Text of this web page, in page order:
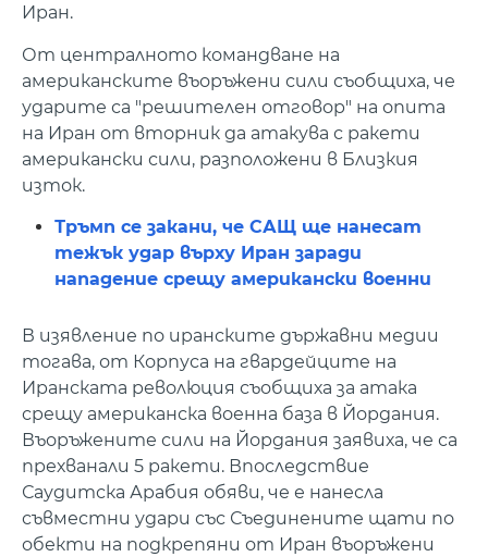
Иран.
От централното командване на
американските въоръжени сили съобщиха, че
ударите са "решителен отговор" на опита
на Иран от вторник да атакува с ракети
американски сили, разположени в Близкия
изток.
Тръмп се закани, че САЩ ще нанесат
тежък удар върху Иран заради
нападение срещу американски военни
В изявление по иранските държавни медии
тогава, от Корпуса на гвардейците на
Иранската революция съобщиха за атака
срещу американска военна база в Йордания.
Въоръжените сили на Йордания заявиха, че са
прехванали 5 ракети. Впоследствие
Саудитска Арабия обяви, че е нанесла
съвместни удари със Съединените щати по
обекти на подкрепяни от Иран въоръжени